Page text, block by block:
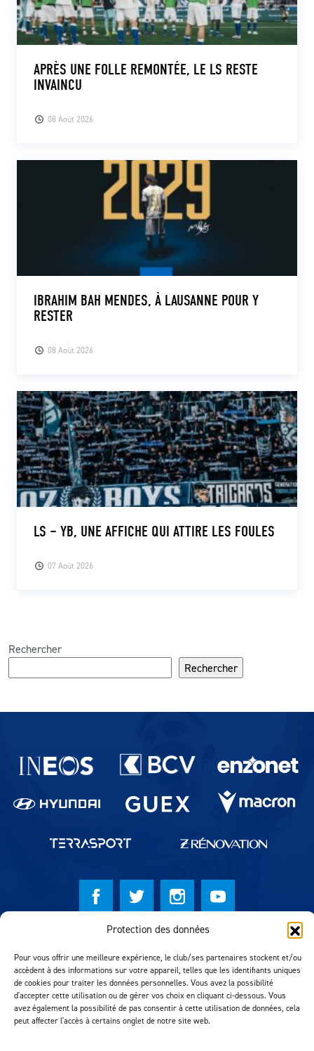
Protection des données
Pour vous offrir une meilleure expérience, le club/ses partenaires stockent et/ou
accèdent à des informations sur votre appareil, telles que les identifiants uniques
de cookies pour traiter les données personnelles. Vous avez la possibilité
d'accepter cette utilisation ou de gérer vos choix en cliquant ci-dessous. Vous
avez également la possibilité de pas consentir à cette utilisation de données, cela
peut affecter l'accès à certains onglet de notre site web.
08 Août 2026
APRÈS UNE FOLLE REMONTÉE, LE LS RESTE
INVAINCU
08 Août 2026
IBRAHIM BAH MENDES, À LAUSANNE POUR Y
RESTER
07 Août 2026
LS – YB, UNE AFFICHE QUI ATTIRE LES FOULES
Rechercher
Rechercher
Partenaires du lausanne-Sport
© Lausanne Sport Football Club 2026
Réalisation MTM Agency